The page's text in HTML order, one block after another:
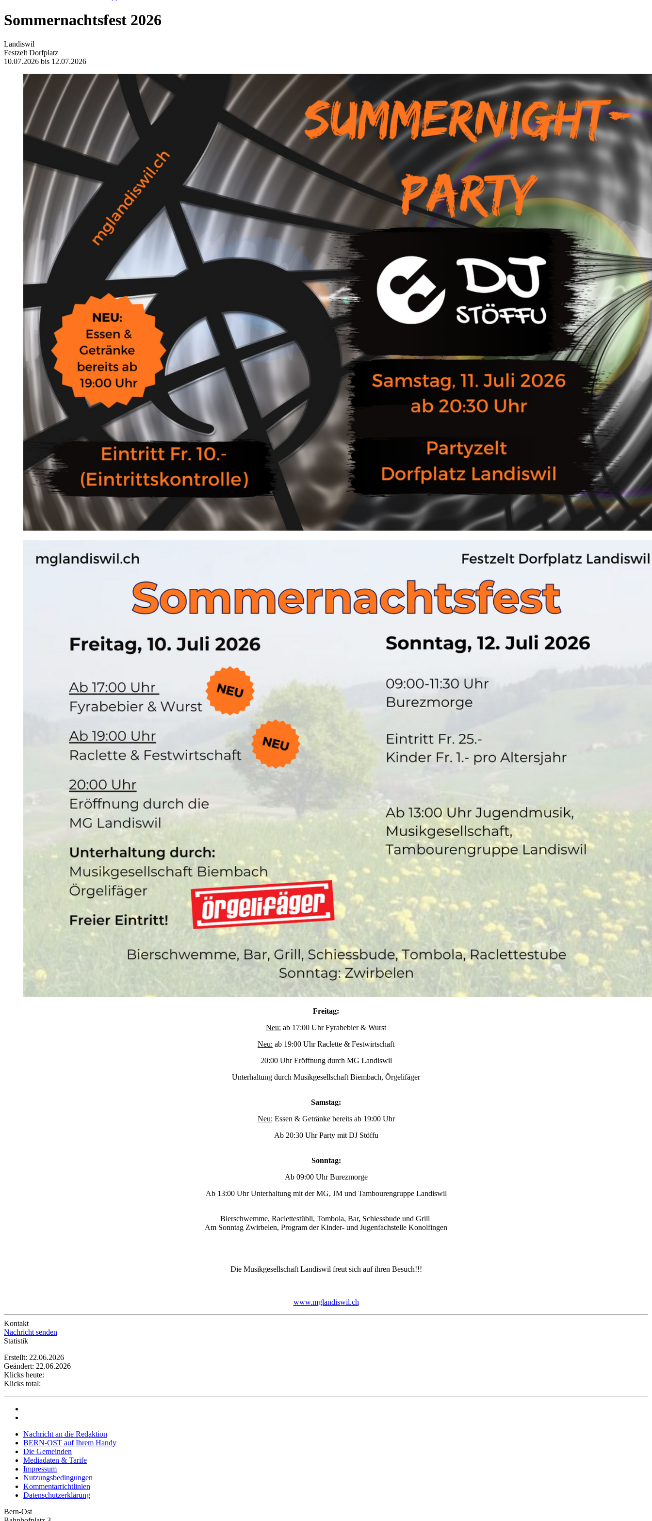
Sommernachtsfest 2026
Landiswil
Festzelt Dorfplatz
10.07.2026 bis 12.07.2026
Freitag:
Neu: ab 17:00 Uhr Fyrabebier & Wurst
Neu: ab 19:00 Uhr Raclette & Festwirtschaft
20:00 Uhr Eröffnung durch MG Landiswil
Unterhaltung durch Musikgesellschaft Biembach, Örgelifäger
Samstag:
Neu: Essen & Getränke bereits ab 19:00 Uhr
Ab 20:30 Uhr Party mit DJ Stöffu
Sonntag:
Ab 09:00 Uhr Burezmorge
Ab 13:00 Uhr Unterhaltung mit der MG, JM und Tambourengruppe Landiswil
Bierschwemme, Raclettestübli, Tombola, Bar, Schiessbude und Grill
Am Sonntag Zwirbelen, Program der Kinder- und Jugenfachstelle Konolfingen
Die Musikgesellschaft Landiswil freut sich auf ihren Besuch!!!
www.mglandiswil.ch
Kontakt
Nachricht senden
Statistik
Erstellt: 22.06.2026
Geändert: 22.06.2026
Klicks heute:
Klicks total:
Nachricht an die Redaktion
BERN-OST auf Ihrem Handy
Die Gemeinden
Mediadaten & Tarife
Impressum
Nutzungsbedingungen
Kommentarrichtlinien
Datenschutzerklärung
Bern-Ost